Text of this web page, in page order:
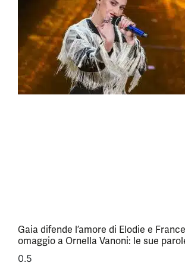
Gaia difende l’amore di Elodie e
omaggio a Ornella Vanoni: le sue